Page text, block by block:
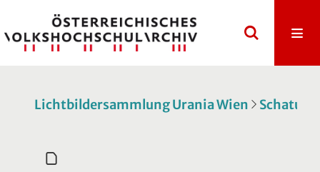
Lichtbildersammlung Urania Wien Schatulle